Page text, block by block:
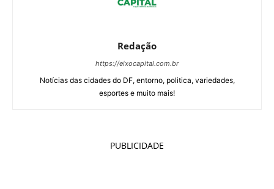
Redação
https://eixocapital.com.br
Notícias das cidades do DF, entorno, politica, variedades,
esportes e muito mais!
PUBLICIDADE